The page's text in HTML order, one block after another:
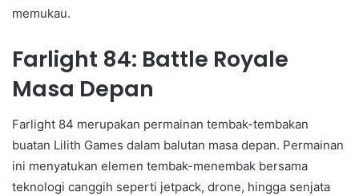
memukau.
Farlight 84: Battle Royale
Masa Depan
Farlight 84 merupakan permainan tembak-tembakan
buatan Lilith Games dalam balutan masa depan. Permainan
ini menyatukan elemen tembak-menembak bersama
teknologi canggih seperti jetpack, drone, hingga senjata